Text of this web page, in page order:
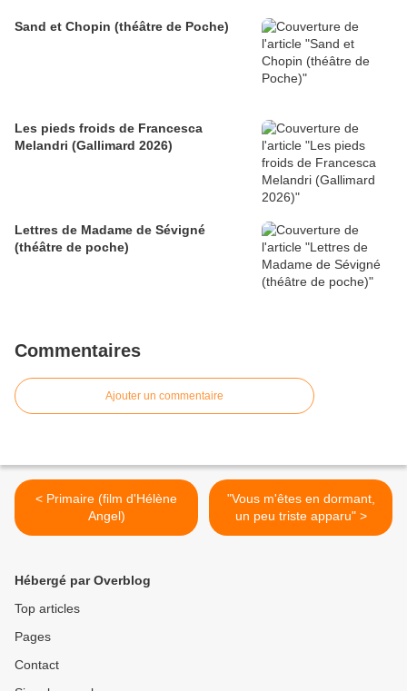
Sand et Chopin (théâtre de Poche)
Les pieds froids de Francesca
Melandri (Gallimard 2026)
Lettres de Madame de Sévigné
(théâtre de poche)
Commentaires
Ajouter un commentaire
< Primaire (film d'Hélène
Angel)
"Vous m'êtes en dormant,
un peu triste apparu" >
Hébergé par Overblog
Top articles
Pages
Contact